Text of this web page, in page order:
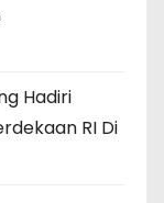
Hadiri
RI Di